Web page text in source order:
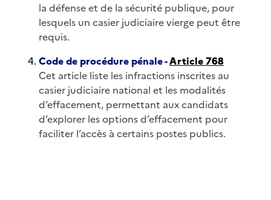
la défense et de la sécurité publique, pour
lesquels un casier judiciaire vierge peut être
requis.
Code de procédure pénale -Article 768
Cet article liste les infractions inscrites au
casier judiciaire national et les modalités
d’effacement, permettant aux candidats
d’explorer les options d’effacement pour
faciliter l’accès à certains postes publics.